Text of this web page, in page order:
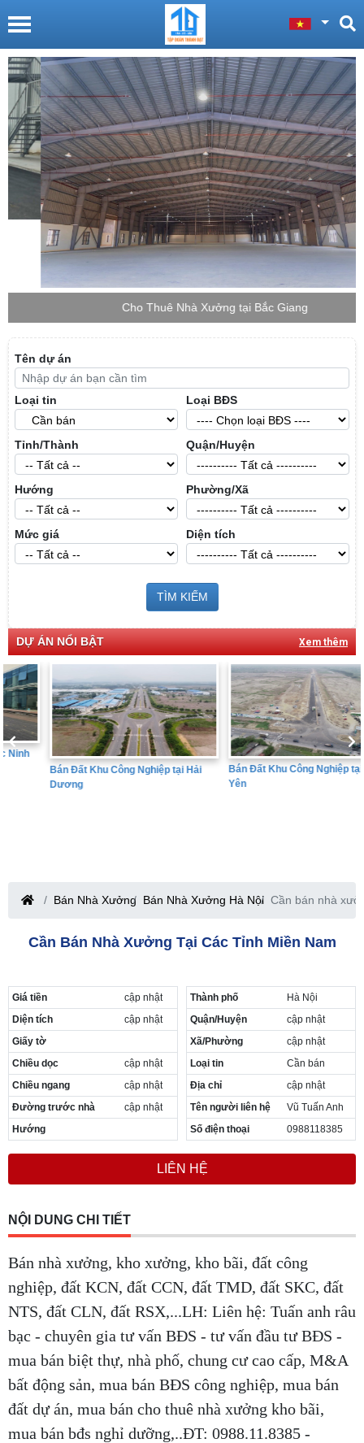
Cho Thuê Nhà Xưởng tại Bắc Giang
Tên dự án
Loại tin Loại BĐS
Tỉnh/Thành Quận/Huyện
Hướng Phường/Xã
Mức giá Diện tích
TÌM KIẾM
DỰ ÁN NỔI BẬT Xem thêm
Bán Đất Khu Công Nghiệp tại Hải
Bán Đất Khu Công Nghiệp tại Hưng
Bán Nhà Xưởng Bán Nhà Xưởng Hà Nội Cần bán nhà
Cần Bán Nhà Xưởng Tại Các Tỉnh Miền Nam
Giá tiền
cập nhật
Diện tích
cập nhật
Giấy tờ
Chiều dọc
cập nhật
Chiều ngang
cập nhật
Đường trước nhà
cập nhật
Hướng
Thành phố
Hà Nội
Quận/Huyện
cập nhật
Xã/Phường
cập nhật
Loại tin
Cần bán
Địa chỉ
cập nhật
Tên người liên hệ
Vũ Tuấn Anh
Số điện thoại
0988118385
LIÊN HỆ
NỘI DUNG CHI TIẾT
Bán nhà xưởng, kho xưởng, kho bãi, đất công
nghiệp, đất KCN, đất CCN, đất TMD, đất SKC, đất
NTS, đất CLN, đất RSX,...LH: Liên hệ: Tuấn anh râu
bạc - chuyên gia tư vấn BĐS - tư vấn đầu tư BĐS -
mua bán biệt thự, nhà phố, chung cư cao cấp, M&A
bất động sản, mua bán BĐS công nghiệp, mua bán
đất dự án, mua bán cho thuê nhà xưởng kho bãi,
mua bán bđs nghỉ dưỡng,..ĐT: 0988.11.8385 -